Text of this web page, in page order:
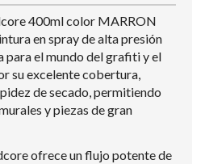
400ml color MARRON
en spray de alta presión
para el mundo del grafiti y el
su excelente cobertura,
de secado, permitiendo
y piezas de gran
ofrece un flujo potente de